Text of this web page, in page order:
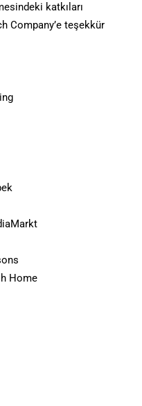
katkıları
Company’e teşekkür
Home